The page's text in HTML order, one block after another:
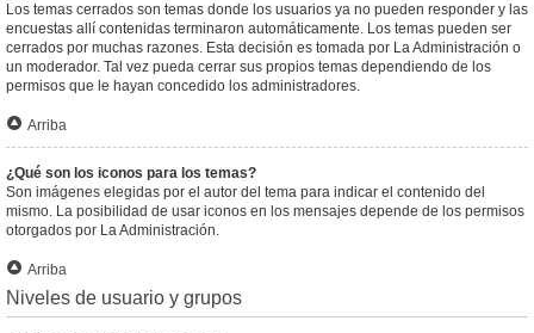
Los temas cerrados son temas donde los usuarios ya no pueden responder y las
encuestas allí contenidas terminaron automáticamente. Los temas pueden ser
cerrados por muchas razones. Esta decisión es tomada por La Administración o
un moderador. Tal vez pueda cerrar sus propios temas dependiendo de los
permisos que le hayan concedido los administradores.
Arriba
¿Qué son los iconos para los temas?
Son imágenes elegidas por el autor del tema para indicar el contenido del
mismo. La posibilidad de usar iconos en los mensajes depende de los permisos
otorgados por La Administración.
Arriba
Niveles de usuario y grupos